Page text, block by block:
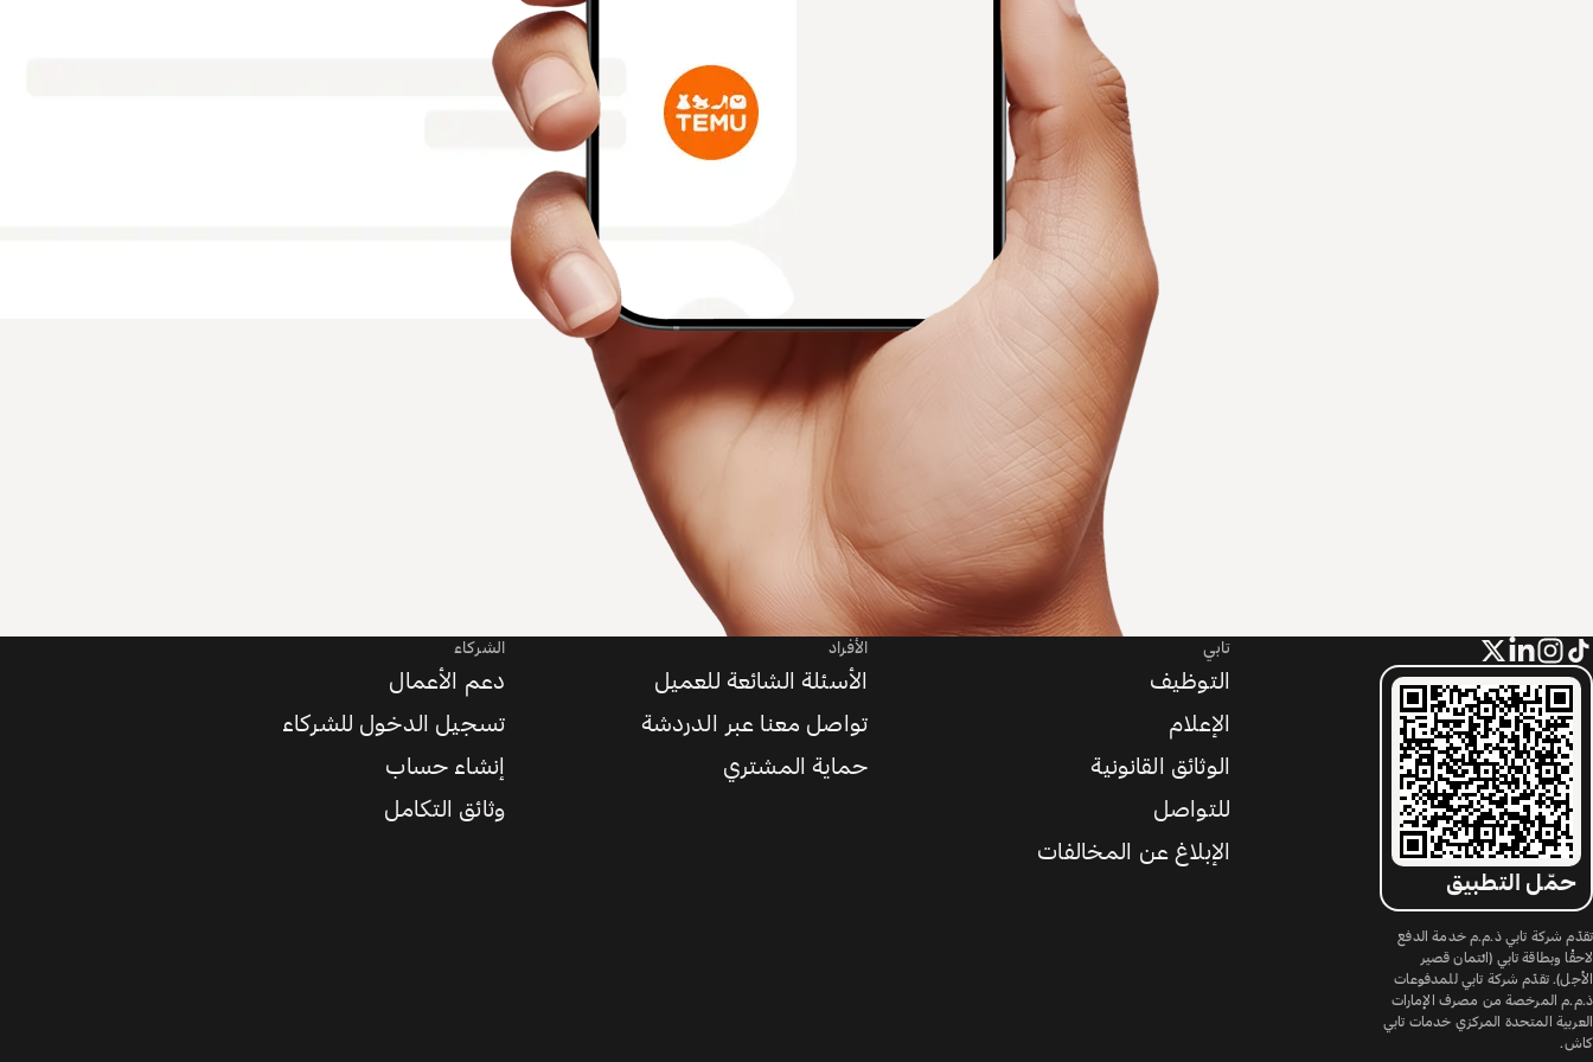
حمّل التطبيق
تقدّم شركة تابي ذ.م.م خدمة الدفع
لاحقًا وبطاقة تابي (ائتمان قصير
الأجل). تقدّم شركة تابي للمدفوعات
ذ.م.م المرخصة من مصرف الإمارات
العربية المتحدة المركزي خدمات تابي
كاش.
تابي
التوظيف
الإعلام
الوثائق القانونية
للتواصل
الإبلاغ عن المخالفات
الأفراد
الأسئلة الشائعة للعميل
تواصل معنا عبر الدردشة
حماية المشتري
الشركاء
دعم الأعمال
تسجيل الدخول للشركاء
إنشاء حساب
وثائق التكامل